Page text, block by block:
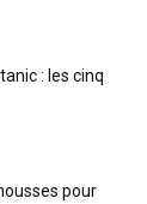
: les cinq
pour